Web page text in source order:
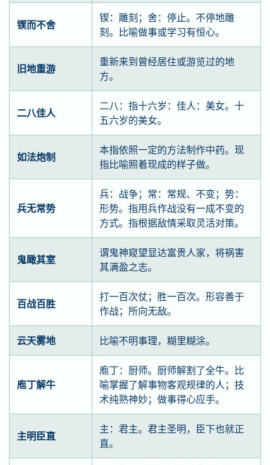
锲而不舍
锲：雕刻；舍：停止。不停地雕
刻。比喻做事或学习有恒心。
旧地重游
重新来到曾经居住或游览过的地
方。
二八佳人
二八：指十六岁：佳人：美女。十
五六岁的美女。
如法炮制
本指依照一定的方法制作中药。现
指比喻照着现成的样子做。
兵无常势
兵：战争；常：常规、不变；势：
形势。指用兵作战没有一成不变的
方式。指根据敌情采取灵活对策。
鬼瞰其室
谓鬼神窥望显达富贵人家，将祸害
其满盈之志。
百战百胜
打一百次仗；胜一百次。形容善于
作战；所向无敌。
云天雾地 比喻不明事理，糊里糊涂。
庖丁解牛
庖丁：厨师。厨师解割了全牛。比
喻掌握了解事物客观规律的人；技
术纯熟神妙；做事得心应手。
主明臣直
主：君主。君主圣明，臣下也就正
直。